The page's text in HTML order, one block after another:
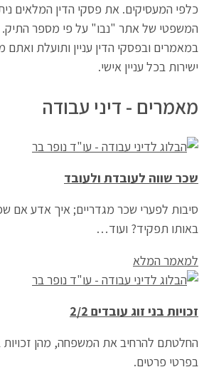
כלפי המעסיקים. את פסקי הדין המלאים
המשפטי של אתר "נבו" על פי מספר התיק.
במאמרים ובפסקי הדין עניין ותועלת ואתם
ישירות בכל עניין אישי.
מאמרים - דיני עבודה
שכר שווה לעובדת ולעובד
סיבות לפערי שכר מגדריים; איך אדע אם
באותו תפקיד? ועוד…
למאמר המלא
זכויות בני זוג עובדים 2/2
החלטתם להרחיב את המשפחה, מהן זכויות
בפרטי פרטים.